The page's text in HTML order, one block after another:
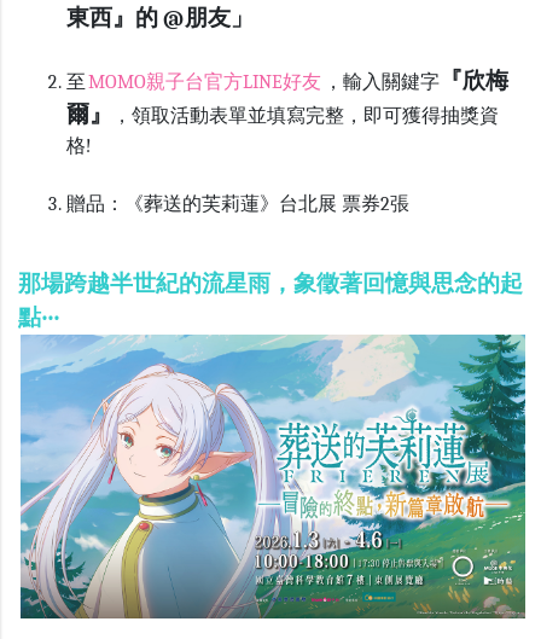
東西』的 @朋友」
至MOMO親子台官方LINE好友 ，輸入關鍵字 『欣梅
爾』
，領取活動表單並填寫完整，即可獲得抽獎資
格!
贈品：《葬送的芙莉蓮》台北展 票券2張
那場跨越半世紀的流星雨，象徵著回憶與思念的起
點‧‧‧